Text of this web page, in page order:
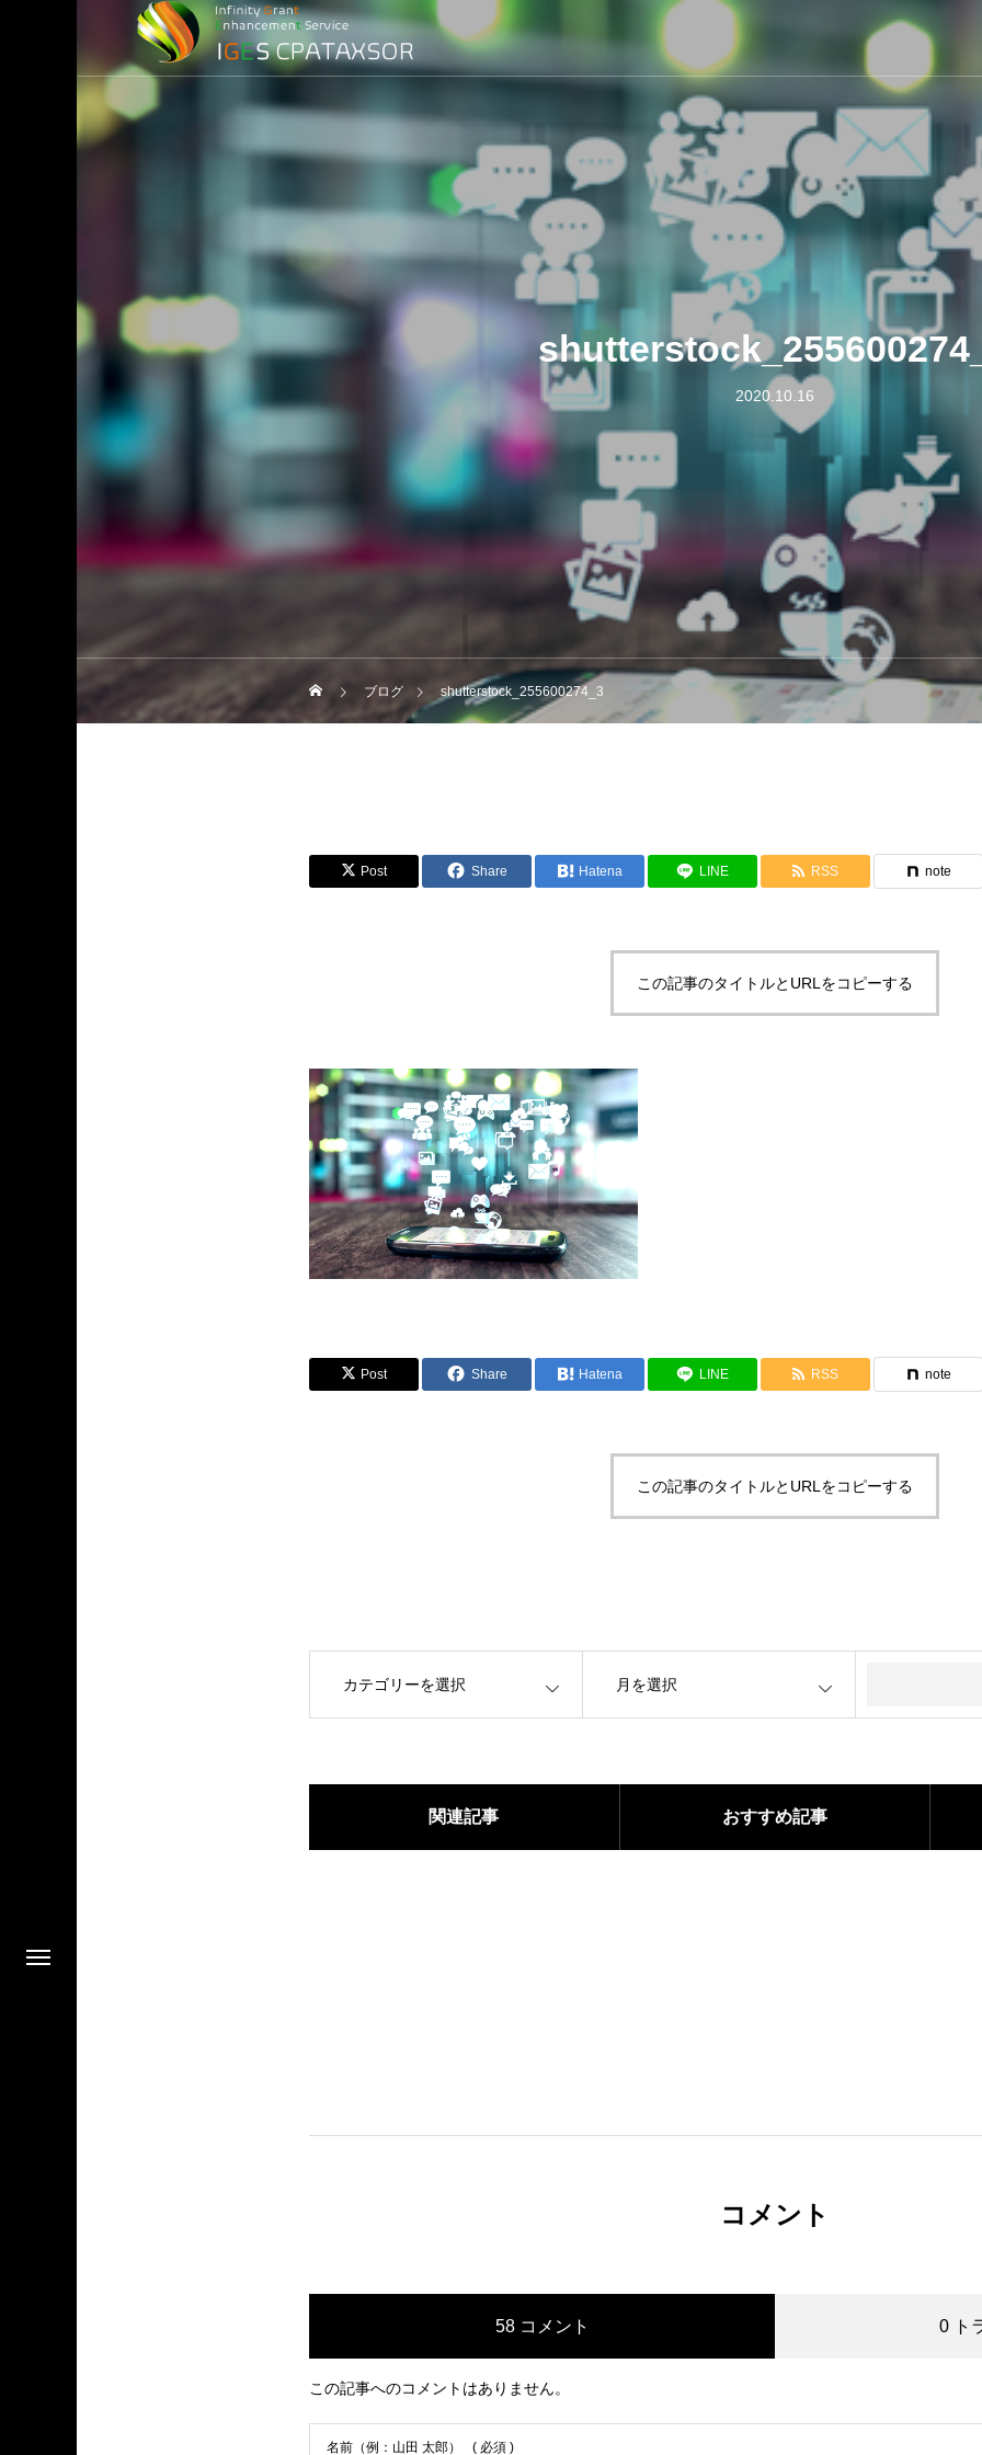
2020.10.16
ブログ shutterstock_255600274_3
Post Share Hatena LINE RSS note
この記事のタイトルとURLをコピーする
Post Share Hatena LINE RSS note
この記事のタイトルとURLをコピーする
関連記事 おすすめ記事
コメント
58 コメント 0 ト
この記事へのコメントはありません。
名前（例：山田 太郎） ( 必須 )